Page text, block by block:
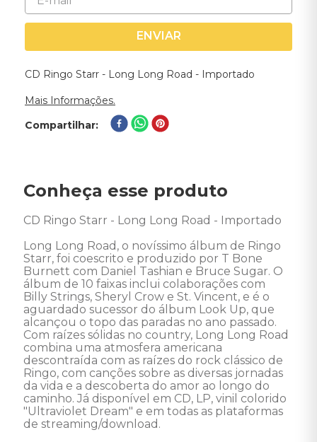
ENVIAR
CD Ringo Starr - Long Long Road - Importado
Mais Informações.
Compartilhar
Conheça esse produto
CD Ringo Starr - Long Long Road - Importado
Long Long Road, o novíssimo álbum de Ringo
Starr, foi coescrito e produzido por T Bone
Burnett com Daniel Tashian e Bruce Sugar. O
álbum de 10 faixas inclui colaborações com
Billy Strings, Sheryl Crow e St. Vincent, e é o
aguardado sucessor do álbum Look Up, que
alcançou o topo das paradas no ano passado.
Com raízes sólidas no country, Long Long Road
combina uma atmosfera americana
descontraída com as raízes do rock clássico de
Ringo, com canções sobre as diversas jornadas
da vida e a descoberta do amor ao longo do
caminho. Já disponível em CD, LP, vinil colorido
"Ultraviolet Dream" e em todas as plataformas
de streaming/download.